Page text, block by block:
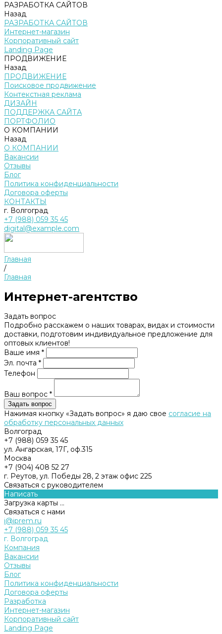
РАЗРАБОТКА САЙТОВ
Назад
РАЗРАБОТКА САЙТОВ
Интернет-магазин
Корпоративный сайт
Landing Page
ПРОДВИЖЕНИЕ
Назад
ПРОДВИЖЕНИЕ
Поисковое продвижение
Контекстная реклама
ДИЗАЙН
ПОДДЕРЖКА САЙТА
ПОРТФОЛИО
О КОМПАНИИ
Назад
О КОМПАНИИ
Вакансии
Отзывы
Блог
Политика конфиденциальности
Договора оферты
КОНТАКТЫ
г. Волгоград
+7 (988) 059 35 45
digital@example.com
Главная
/
Главная
Интернет-агентство
Задать вопрос
Подробно расскажем о наших товарах, видах и стоимости
доставки, подготовим индивидуальное предложение для
оптовых клиентов!
Ваше имя *
Эл. почта *
Телефон
Ваш вопрос *
Нажимая кнопку «Задать вопрос» я даю свое согласие на
обработку персональных данных
Волгоград
+7 (988) 059 35 45
ул. Ангарская, 17Г, оф.315
Москва
+7 (904) 408 52 27
г. Реутов, ул. Победы 28, 2 этаж офис 225
Связаться с руководителем
Написать
Загрузка карты ...
Связаться с нами
i@iprem.ru
+7 (988) 059 35 45
г. Волгоград
Компания
Вакансии
Отзывы
Блог
Политика конфиденциальности
Договора оферты
Разработка
Интернет-магазин
Корпоративный сайт
Landing Page